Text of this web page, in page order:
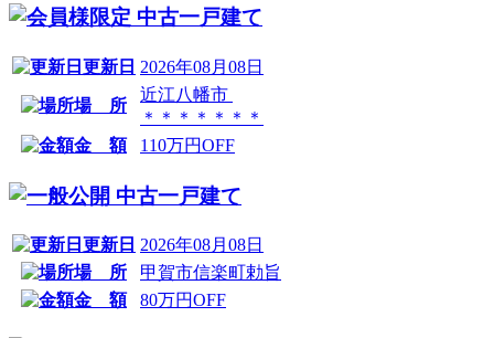
中古一戸建て
更新日 2026年08月08日
場 所
近江八幡市
＊＊＊＊＊＊＊
金 額
110万円OFF
中古一戸建て
更新日 2026年08月08日
場 所
甲賀市信楽町勅旨
金 額
80万円OFF